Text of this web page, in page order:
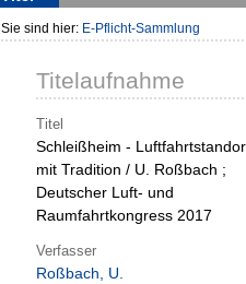
Sie sind hier: E-Pflicht-Sammlung
Titelaufnahme
Titel
Schleißheim -
mit Tradition / U. Roßbach ;
Deutscher Luft- und
Raumfahrtkongress 2017
Verfasser
Roßbach, U.